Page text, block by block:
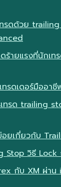
ทรดด้วย
ร้ายแรงที่นักเ
ทรดเดอร์มืออา
เทรด trailing
ยเกี่ยวกับ
Stop วิธี Lock
กับ XM ผ่าน